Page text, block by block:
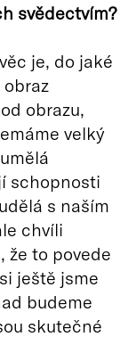
svědectvím?
je, do jaké
obrazu,
velký
schopnosti
s naším
chvíli
že to povede
ještě jsme
budeme
skutečné